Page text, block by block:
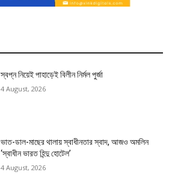
স্বপ্ন নিয়েই পাহাড়েই বিলীন নির্মল পুর্জা
4 August, 2026
ভাত-ডাল-মাছের থালায় স্বাধীনতার স্বাদ, আজও অমলিন
‘স্বাধীন ভারত হিন্দু হোটেল’
4 August, 2026